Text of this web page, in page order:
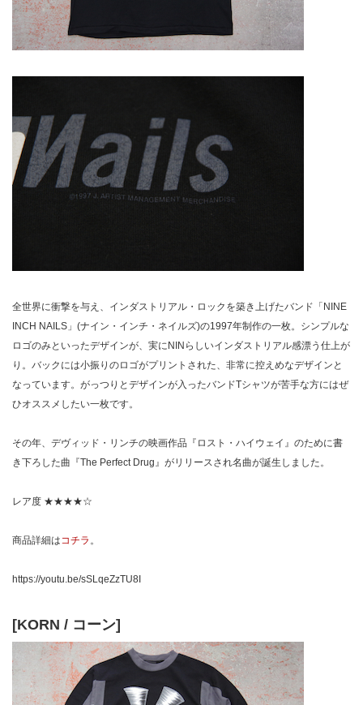
全世界に衝撃を与え、インダストリアル・ロックを築き上げたバンド「NINE
INCH NAILS」(ナイン・インチ・ネイルズ)の1997年制作の一枚。シンプルな
ロゴのみといったデザインが、実にNINらしいインダストリアル感漂う仕上が
り。バックには小振りのロゴがプリントされた、非常に控えめなデザインと
なっています。がっつりとデザインが入ったバンドTシャツが苦手な方にはぜ
ひオススメしたい一枚です。
その年、デヴィッド・リンチの映画作品『ロスト・ハイウェイ』のために書
き下ろした曲『The Perfect Drug』がリリースされ名曲が誕生しました。
レア度 ★★★★☆
商品詳細はコチラ 。
https://youtu.be/sSLqeZzTU8I
[KORN / コーン]